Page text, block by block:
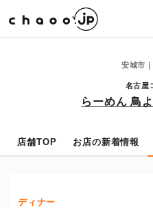
安城市
名古屋
らーめん 鳥
店舗TOP お店の新着情報
ディナー